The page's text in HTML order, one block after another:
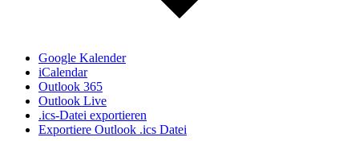
Google Kalender
iCalendar
Outlook 365
Outlook Live
.ics-Datei exportieren
Exportiere Outlook .ics Datei